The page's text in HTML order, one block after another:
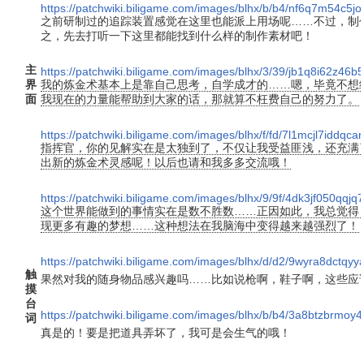
主
界
面
https://patchwiki.biligame.com/images/blhx/b/b4/
之前研制过的追踪装置感觉在这里也能派上用场呢……不过，
之，先去打听一下这里都能找到什么样的制作素材吧！
https://patchwiki.biligame.com/images/blhx/3/39/
我的炼金术基本上是靠自己思考，自学成才的……嗯，毕竟不想
我现在的力量能帮助到大家的话，那就算不枉费自己的努力了。
https://patchwiki.biligame.com/images/blhx/f/fd/
指挥官，你的见解实在是太独到了，不仅让我受益匪浅，还充
出新的炼金术灵感呢！以后也请和我多多交流哦！
https://patchwiki.biligame.com/images/blhx/9/9f/
这个世界能做到的事情实在是数不胜数……正因如此，我总觉得
现更多有趣的梦想……这种想法在我脑海中变得越来越强烈了！
https://patchwiki.biligame.com/images/blhx/d/d2/
触
摸
台
词
果然对我的随身物品感兴趣吗……比如说枪啊，鞋子啊，这些
https://patchwiki.biligame.com/images/blhx/b/b4/
真是的！要是把道具弄坏了，我可是会生气的哦！